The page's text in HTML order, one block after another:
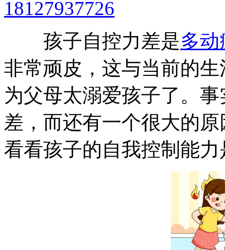
孩子自控力差是多
非常顽皮，这与当前的
为父母太溺爱孩子了。
差，而还有一个很大的
看看孩子的自我控制能